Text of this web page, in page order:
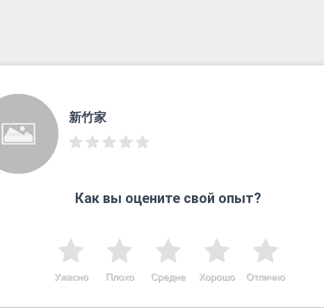
新竹家
Как вы оцените свой опыт?
Отлично
Хорошо
Средне
Плохо
Ужасно